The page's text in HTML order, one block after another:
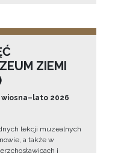
ZIEMI
2026
lekcji muzealnych
a także w
i